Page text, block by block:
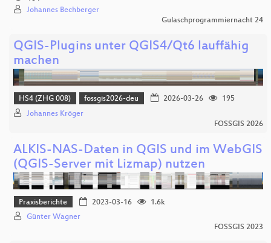
Johannes Bechberger
Gulaschprogrammiernacht 24
QGIS-Plugins unter QGIS4/Qt6 lauffähig
machen
HS4 (ZHG 008) fossgis2026-deu 2026-03-26
195
Johannes Kröger
FOSSGIS 2026
ALKIS-NAS-Daten in QGIS und im WebGIS
(QGIS-Server mit Lizmap) nutzen
Praxisberichte 2023-03-16
1.6k
Günter Wagner
FOSSGIS 2023